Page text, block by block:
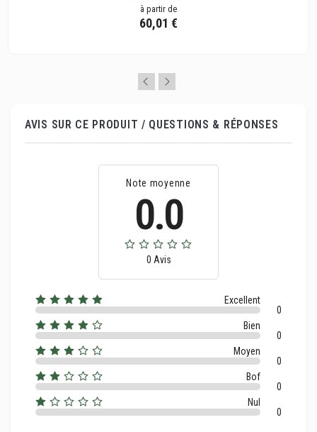
à partir de
60,01 €
AVIS SUR CE PRODUIT / QUESTIONS & RÉPONSES
Note moyenne
0.0
0 Avis
Excellent
0
Bien
0
Moyen
0
Bof
0
Nul
0